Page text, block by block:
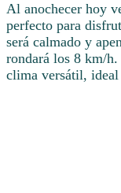
Al anochecer hoy
perfecto para
será calmado y
rondará los 8 km/
clima versátil,